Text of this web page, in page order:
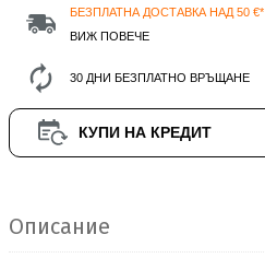
БЕЗПЛАТНА ДОСТАВКА НАД 50 €*
ВИЖ ПОВЕЧЕ
30 ДНИ БЕЗПЛАТНО ВРЪЩАНЕ
КУПИ НА КРЕДИТ
Описание